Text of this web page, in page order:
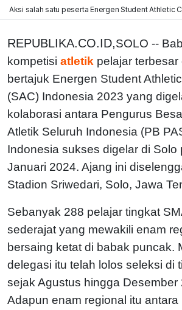
Aksi salah satu peserta Energen Student Athletic
REPUBLIKA.CO.ID,SOLO --
kompetisi atletik pelajar terbesar
bertajuk Energen Student
(SAC) Indonesia 2023 yang
kolaborasi antara Pengurus
Atletik Seluruh Indonesia (PB
Indonesia sukses digelar di Solo
Januari 2024. Ajang ini
Stadion Sriwedari, Solo, Jawa
Sebanyak 288 pelajar tingkat
sederajat yang mewakili enam
bersaing ketat di babak puncak.
delegasi itu telah lolos seleksi di
sejak Agustus hingga Desember
Adapun enam regional itu antara